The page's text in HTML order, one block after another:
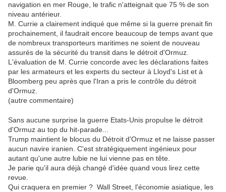
navigation en mer Rouge, le trafic n'atteignait que 75 % de son
niveau antérieur.
M. Currie a clairement indiqué que même si la guerre prenait fin
prochainement, il faudrait encore beaucoup de temps avant que
de nombreux transporteurs maritimes ne soient de nouveau
assurés de la sécurité du transit dans le détroit d'Ormuz.
L'évaluation de M. Currie concorde avec les déclarations faites
par les armateurs et les experts du secteur à Lloyd's List et à
Bloomberg peu après que l'Iran a pris le contrôle du détroit
d'Ormuz.
(autre commentaire)
Sans aucune surprise la guerre Etats-Unis propulse le détroit
d'Ormuz au top du hit-parade...
Trump maintient le blocus du Détroit d'Ormuz et ne laisse passer
aucun navire iranien. C'est stratégiquement ingénieux pour
autant qu'une autre lubie ne lui vienne pas en tête.
Je parie qu'il aura déjà changé d'idée quand vous lirez cette
revue.
Qui craquera en premier ? Wall Street, l'économie asiatique, les